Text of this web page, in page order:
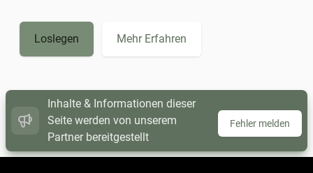
Loslegen Mehr Erfahren
Inhalte & Informationen dieser
Seite werden von unserem
Partner bereitgestellt
Fehler melden